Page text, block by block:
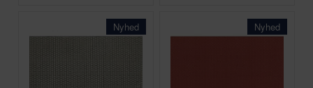
Nyhed Nyhed